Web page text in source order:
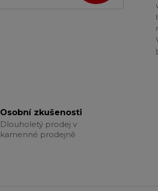
Osobní zkušenosti
Dlouholetý prodej v
kamenné prodejně